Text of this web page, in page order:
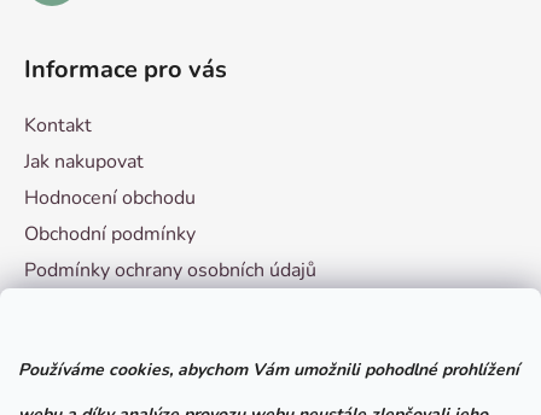
Používáme cookies, abychom Vám umožnili pohodlné prohlížení
Informace pro vás
Kontakt
Jak nakupovat
Hodnocení obchodu
Obchodní podmínky
Podmínky ochrany osobních údajů